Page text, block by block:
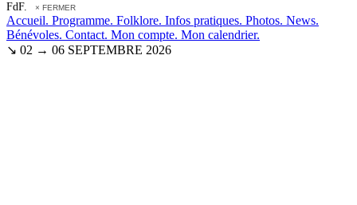
FdF. × FERMER
Accueil. Programme. Folklore. Infos pratiques. Photos. News.
Bénévoles. Contact. Mon compte. Mon calendrier.
↘ 02 → 06 SEPTEMBRE 2026